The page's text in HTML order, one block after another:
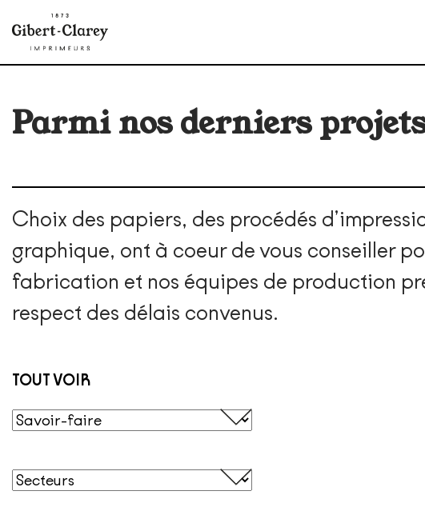
Parmi nos derniers
Choix des papiers, des procédés
graphique, ont à coeur de vous conseiller
fabrication et nos équipes de production
respect des délais convenus.
TOUT VOIR